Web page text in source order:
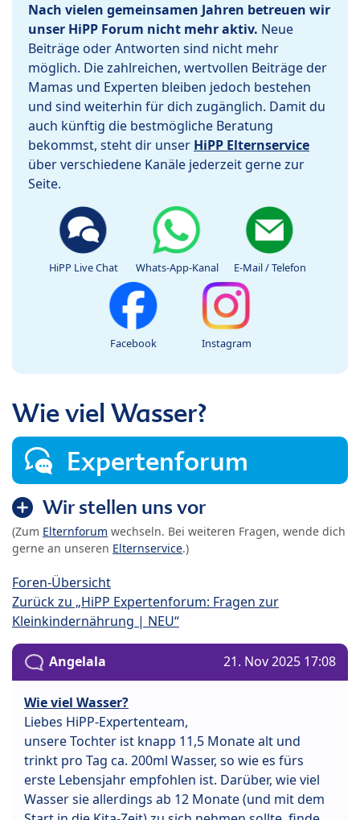
Nach vielen gemeinsamen Jahren betreuen wir
unser HiPP Forum nicht mehr aktiv. Neue
Beiträge oder Antworten sind nicht mehr
möglich. Die zahlreichen, wertvollen Beiträge der
Mamas und Experten bleiben jedoch bestehen
und sind weiterhin für dich zugänglich. Damit du
auch künftig die bestmögliche Beratung
bekommst, steht dir unser HiPP Elternservice
über verschiedene Kanäle jederzeit gerne zur
Seite.
HiPP Live Chat Whats-App-Kanal E-Mail / Telefon
Facebook Instagram
Wie viel Wasser?
Expertenforum
Wir stellen uns vor
(Zum Elternforum wechseln. Bei weiteren Fragen, wende dich
gerne an unseren Elternservice.)
Foren-Übersicht
Zurück zu „HiPP Expertenforum: Fragen zur
Kleinkindernährung | NEU“
Angelala 21. Nov 2025 17:08
Wie viel Wasser?
Liebes HiPP-Expertenteam,
unsere Tochter ist knapp 11,5 Monate alt und
trinkt pro Tag ca. 200ml Wasser, so wie es fürs
erste Lebensjahr empfohlen ist. Darüber, wie viel
Wasser sie allerdings ab 12 Monate (und mit dem